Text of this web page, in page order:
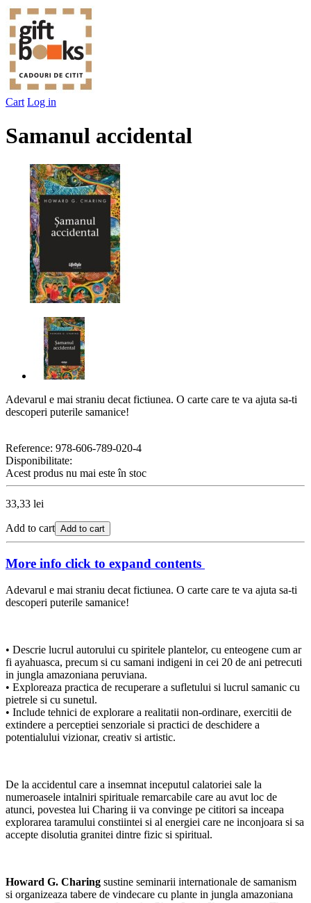
Cart Log in
Samanul accidental
Adevarul e mai straniu decat fictiunea. O carte care te va ajuta sa-ti
descoperi puterile samanice!
Reference: 978-606-789-020-4
Disponibilitate:
Acest produs nu mai este în stoc
33,33 lei
Add to cart Add to cart
More info click to expand contents
Adevarul e mai straniu decat fictiunea. O carte care te va ajuta sa-ti
descoperi puterile samanice!
• Descrie lucrul autorului cu spiritele plantelor, cu enteogene cum ar
fi ayahuasca, precum si cu samani indigeni in cei 20 de ani petrecuti
in jungla amazoniana peruviana.
• Exploreaza practica de recuperare a sufletului si lucrul samanic cu
pietrele si cu sunetul.
• Include tehnici de explorare a realitatii non-ordinare, exercitii de
extindere a perceptiei senzoriale si practici de deschidere a
potentialului vizionar, creativ si artistic.
De la accidentul care a insemnat inceputul calatoriei sale la
numeroasele intalniri spirituale remarcabile care au avut loc de
atunci, povestea lui Charing ii va convinge pe cititori sa inceapa
explorarea taramului constiintei si al energiei care ne inconjoara si sa
accepte disolutia granitei dintre fizic si spiritual.
Howard G. Charing sustine seminarii internationale de samanism
si organizeaza tabere de vindecare cu plante in jungla amazoniana